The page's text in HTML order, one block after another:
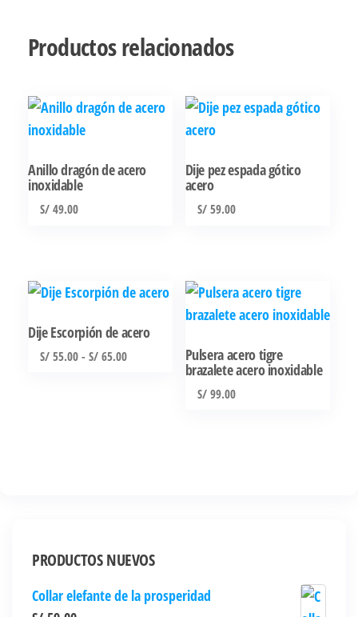
Productos relacionados
Anillo dragón de acero
inoxidable
S/49.00
tiene
múltiples
variantes.
Las
producto
Dije pez espada gótico
acero
S/59.00
Dije Escorpión de acero
S/55.00-S/65.00Rango
pueden
en
Pulsera acero tigre
brazalete acero inoxidable
S/99.00
PRODUCTOS NUEVOS
Collar elefante de la prosperidad